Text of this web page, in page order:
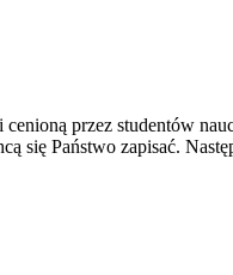
przez studentów
się Państwo zapisać.